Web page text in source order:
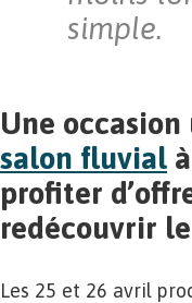
simple.
Une
salon fluvial
profiter
redécouvrir
Les 25 et 26 avril